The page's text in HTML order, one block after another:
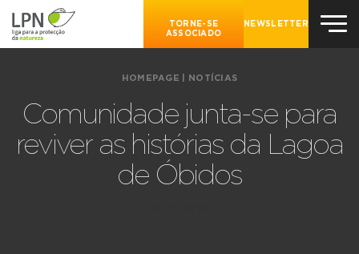
TORNE-SE
ASSOCIADO
NEWSLETTER
HOMEPAGE NOTÍCIAS
Comunidade junta-se para
reviver as histórias da Lagoa
de Óbidos